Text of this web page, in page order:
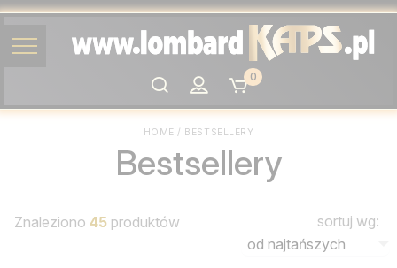
Szukaj
0
HOME / BESTSELLERY
Bestsellery
Znaleziono 45 produktów sortuj wg: